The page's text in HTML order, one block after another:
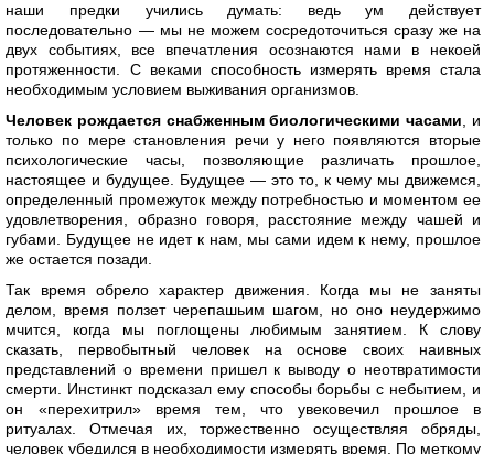
наши предки учились думать: ведь ум действует
последовательно — мы не можем сосредоточиться сразу же на
двух событиях, все впечатления осознаются нами в некоей
протяженности. С веками способность измерять время стала
необходимым условием выживания организмов.
Человек рождается снабженным биологическими часами , и
только по мере становления речи у него появляются вторые
психологические часы, позволяющие различать прошлое,
настоящее и будущее. Будущее — это то, к чему мы движемся,
определенный промежуток между потребностью и моментом ее
удовлетворения, образно говоря, расстояние между чашей и
губами. Будущее не идет к нам, мы сами идем к нему, прошлое
же остается позади.
Так время обрело характер движения. Когда мы не заняты
делом, время ползет черепашьим шагом, но оно неудержимо
мчится, когда мы поглощены любимым занятием. К слову
сказать, первобытный человек на основе своих наивных
представлений о времени пришел к выводу о неотвратимости
смерти. Инстинкт подсказал ему способы борьбы с небытием, и
он «перехитрил» время тем, что увековечил прошлое в
ритуалах. Отмечая их, торжественно осуществляя обряды,
человек убедился в необходимости измерять время. По меткому